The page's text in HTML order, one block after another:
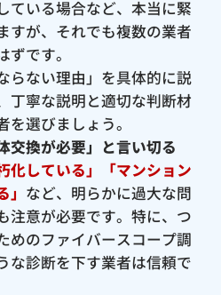
ている場合など、本当に緊
すが、それでも複数の業者
です。
らない理由」を具体的に説
丁寧な説明と適切な判断材
選びましょう。
交換が必要」と言い切る
化している」「マンション
など、明らかに過大な問
注意が必要です。特に、つ
めのファイバースコープ調
な診断を下す業者は信頼で